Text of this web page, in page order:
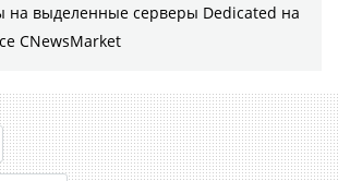
выделенные серверы Dedicated на
CNewsMarket